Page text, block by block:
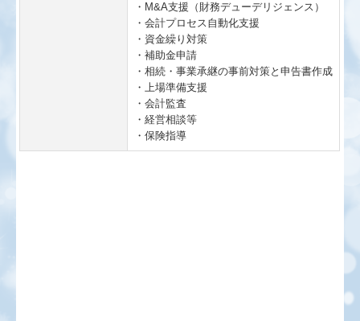
・M&A支援（財務デューデリジェンス）
・会計プロセス自動化支援
・資金繰り対策
・補助金申請
・相続・事業承継の事前対策と申告書作成
・上場準備支援
・会計監査
・経営相談等
・保険指導